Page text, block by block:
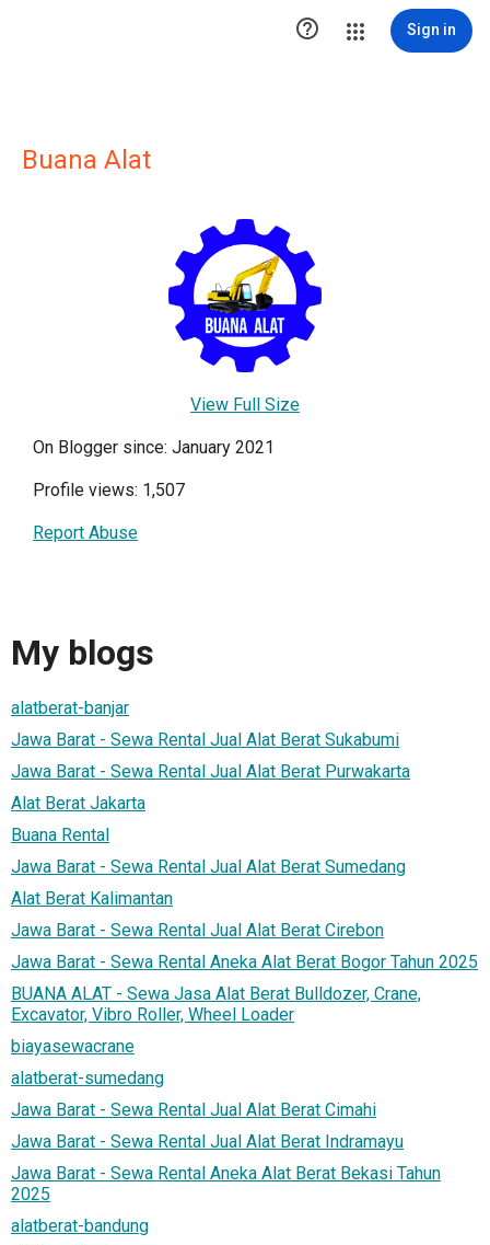
 Sign in
Buana Alat
View Full Size
On Blogger since: January 2021
Profile views: 1,507
Report Abuse
My blogs
alatberat-banjar
Jawa Barat - Sewa Rental Jual Alat Berat Sukabumi
Jawa Barat - Sewa Rental Jual Alat Berat Purwakarta
Alat Berat Jakarta
Buana Rental
Jawa Barat - Sewa Rental Jual Alat Berat Sumedang
Alat Berat Kalimantan
Jawa Barat - Sewa Rental Jual Alat Berat Cirebon
Jawa Barat - Sewa Rental Aneka Alat Berat Bogor Tahun 2025
BUANA ALAT - Sewa Jasa Alat Berat Bulldozer, Crane,
Excavator, Vibro Roller, Wheel Loader
biayasewacrane
alatberat-sumedang
Jawa Barat - Sewa Rental Jual Alat Berat Cimahi
Jawa Barat - Sewa Rental Jual Alat Berat Indramayu
Jawa Barat - Sewa Rental Aneka Alat Berat Bekasi Tahun
2025
alatberat-bandung